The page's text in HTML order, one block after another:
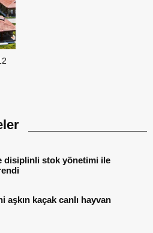
disiplinli stok yönetimi ile
aşkın kaçak canlı hayvan